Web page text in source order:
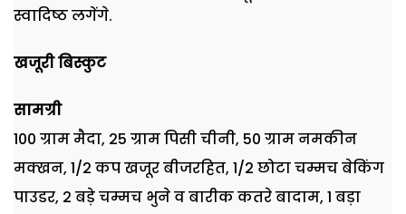
स्वादिष्ठ लगेंगे.
खजूरी बिस्कुट
सामग्री
100 ग्राम मैदा, 25 ग्राम पिसी चीनी, 50 ग्राम नमकीन
मक्खन, 1/2 कप खजूर बीजरहित, 1/2 छोटा चम्मच बेकिंग
पाउडर, 2 बड़े चम्मच भुने व बारीक कतरे बादाम, 1 बड़ा